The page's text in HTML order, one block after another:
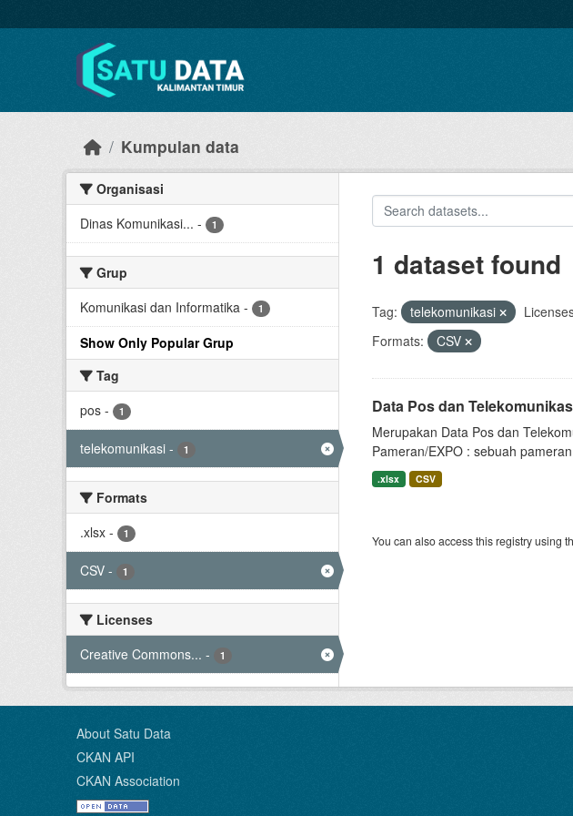
Kumpulan data
Organisasi
Dinas Komunikasi... - 1
Grup
Komunikasi dan Informatika - 1
Show Only Popular Grup
Tag
pos - 1
telekomunikasi - 1
Formats
.xlsx - 1
CSV - 1
Licenses
Creative Commons... - 1
1 dataset found
Tag: telekomunikasi
Formats:
CSV
Data Pos dan
Merupakan Data Pos dan
Pameran/EXPO : sebuah
.xlsx CSV
You can also access this registry using
About Satu Data
CKAN API
CKAN Association